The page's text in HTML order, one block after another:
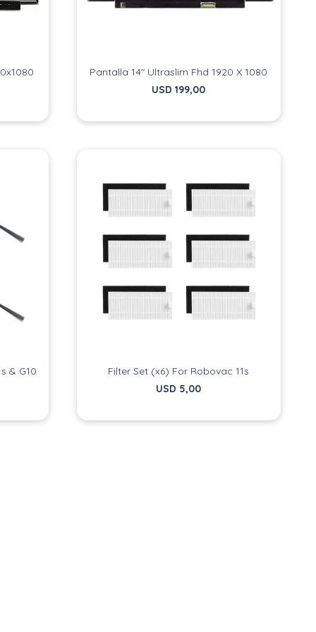
Pantalla 14" Ultraslim Fhd 1920 X 1080
USD 199,00
& G10
Filter Set (x6) For Robovac 11s
USD 5,00